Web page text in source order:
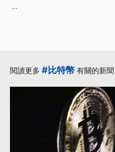
...
閱讀更多 #比特幣 有關的新聞